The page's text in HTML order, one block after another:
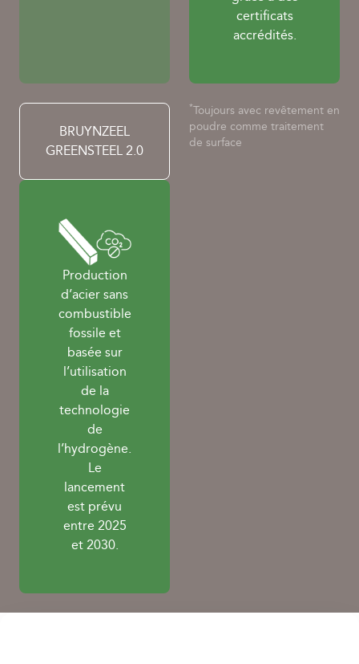
certificats
accrédités.
BRUYNZEEL
GREENSTEEL 2.0
Production
d’acier sans
combustible
fossile et
basée sur
l’utilisation
de la
technologie
de
l’hydrogène.
Le
lancement
est prévu
entre 2025
et 2030.
*Toujours avec revêtement en
poudre comme traitement
de surface